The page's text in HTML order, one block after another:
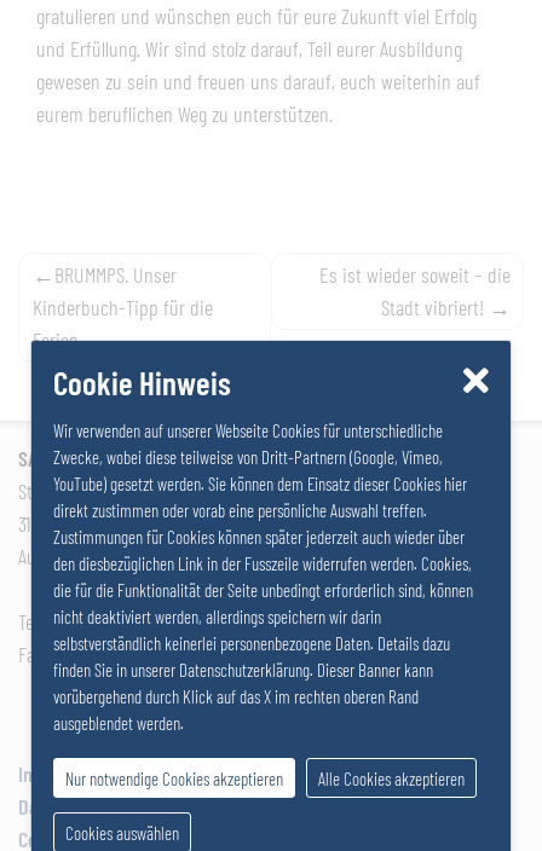
gratulieren und wünschen euch für eure Zukunft viel Erfolg
und Erfüllung. Wir sind stolz darauf, Teil eurer Ausbildung
gewesen zu sein und freuen uns darauf, euch weiterhin auf
eurem beruflichen Weg zu unterstützen.
Navigation
de
l’article
BRUMMPS. Unser
Kinderbuch-Tipp für die
Ferien…
Es ist wieder soweit – die
Stadt vibriert!
SALZER GRUPPE GmbH
Stattersdorfer Hauptstrasse 53
3100 St. Pölten
Autriche
Tel: +43 2742 290 – 0
Fax: +43 2742 290 – 169
Impressum
Datenschutz
Cookies
Cookie Hinweis
Wir verwenden auf unserer Webseite Cookies für unterschiedliche
Zwecke, wobei diese teilweise von Dritt-Partnern (Google, Vimeo,
YouTube) gesetzt werden. Sie können dem Einsatz dieser Cookies hier
direkt zustimmen oder vorab eine persönliche Auswahl treffen.
Zustimmungen für Cookies können später jederzeit auch wieder über
den diesbezüglichen Link in der Fusszeile widerrufen werden. Cookies,
die für die Funktionalität der Seite unbedingt erforderlich sind, können
nicht deaktiviert werden, allerdings speichern wir darin
selbstverständlich keinerlei personenbezogene Daten. Details dazu
finden Sie in unserer Datenschutzerklärung. Dieser Banner kann
vorübergehend durch Klick auf das X im rechten oberen Rand
ausgeblendet werden.
Nur notwendige Cookies akzeptieren Alle Cookies akzeptieren
Cookies auswählen